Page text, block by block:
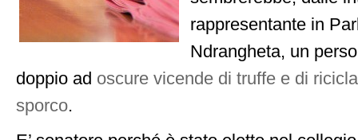
rappresentante in
Ndrangheta, un
doppio ad oscure vicende di truffe e di
sporco.